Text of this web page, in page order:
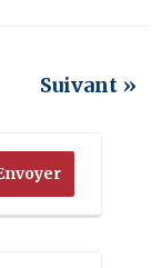
Suivant »